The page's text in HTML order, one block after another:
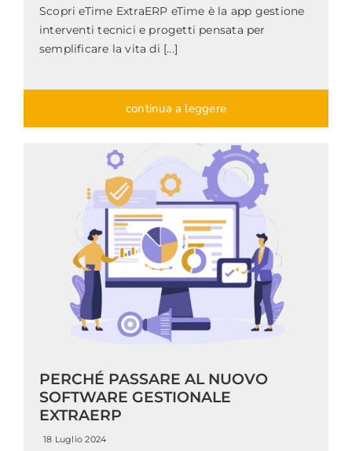
Scopri eTime ExtraERP eTime è la app gestione
interventi tecnici e progetti pensata per
semplificare la vita di [...]
continua a leggere
PERCHÉ PASSARE AL NUOVO
SOFTWARE GESTIONALE
EXTRAERP
18 Luglio 2024